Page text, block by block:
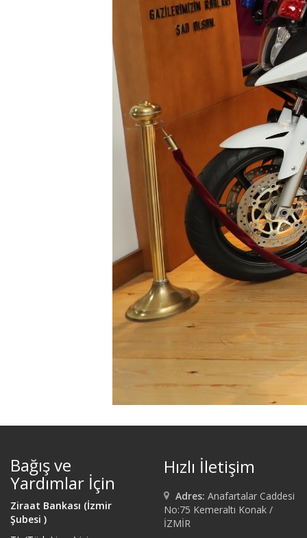
Bağış ve
Yardımlar İçin
Ziraat Bankası (İzmir
Şubesi )
Hızlı İletişim
Adres: Anafartalar Caddesi
No:75 Kemeraltı Konak /
İZMİR